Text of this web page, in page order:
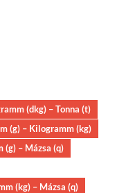
(dkg) – Tonna (t)
(g) – Kilogramm (kg)
(g) – Mázsa (q)
(kg) – Mázsa (q)